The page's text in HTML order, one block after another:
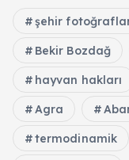
şehir
Bekir Bozdağ
hayvan hakları
Agra
termodinamik